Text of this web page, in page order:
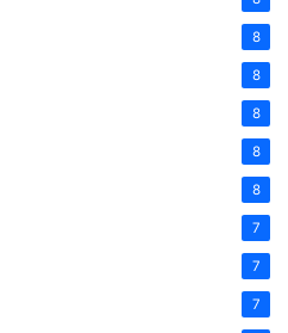
8
8
8
8
8
7
7
7